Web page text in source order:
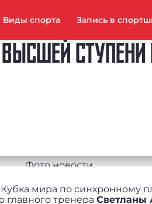
Виды спорта Запись в
СТУПЕНИ
мира по синхронному
главного тренера Светланы